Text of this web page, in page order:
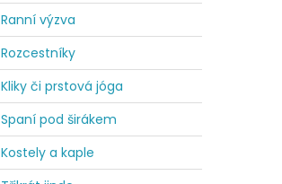
Ranní výzva
Rozcestníky
Kliky či prstová jóga
Spaní pod širákem
Kostely a kaple